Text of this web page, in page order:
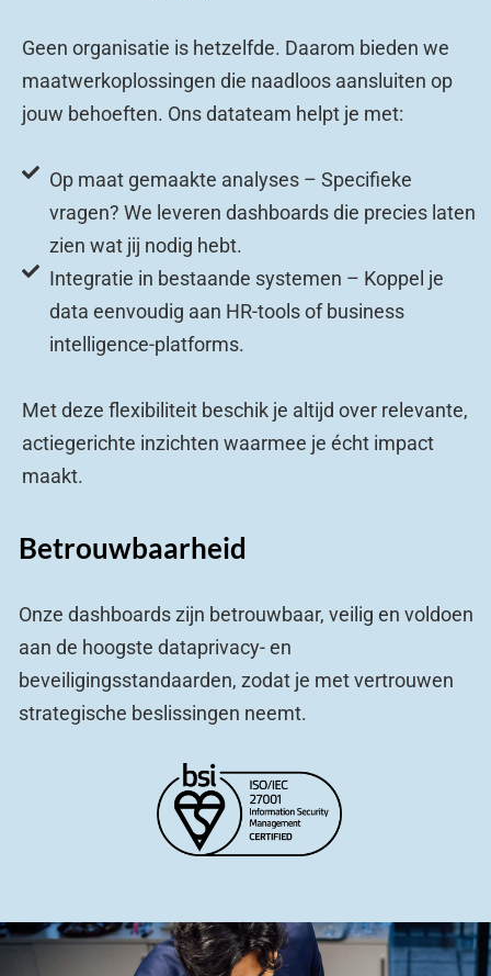
Geen organisatie is hetzelfde. Daarom bieden we
maatwerkoplossingen die naadloos aansluiten op
jouw behoeften. Ons datateam helpt je met:
Op maat gemaakte analyses – Specifieke
vragen? We leveren dashboards die precies laten
zien wat jij nodig hebt.
Integratie in bestaande systemen – Koppel je
data eenvoudig aan HR-tools of business
intelligence-platforms.
Met deze flexibiliteit beschik je altijd over relevante,
actiegerichte inzichten waarmee je écht impact
maakt.
Betrouwbaarheid
Onze dashboards zijn betrouwbaar, veilig en voldoen
aan de hoogste dataprivacy- en
beveiligingsstandaarden, zodat je met vertrouwen
strategische beslissingen neemt.